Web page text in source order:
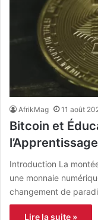
AfrikMag 11 août
Bitcoin et
Introduction La
une monnaie
changement de
Lire la suite »